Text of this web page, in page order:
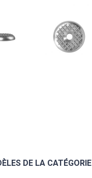
DE LA CATÉGORIE